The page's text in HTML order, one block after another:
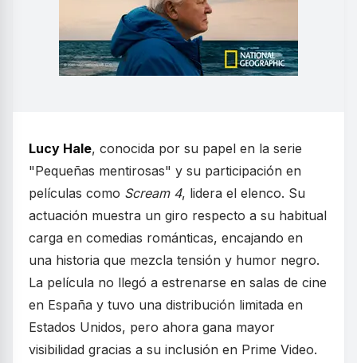
Lucy Hale, conocida por su papel en la serie
"Pequeñas mentirosas" y su participación en
películas como Scream 4, lidera el elenco. Su
actuación muestra un giro respecto a su habitual
carga en comedias románticas, encajando en
una historia que mezcla tensión y humor negro.
La película no llegó a estrenarse en salas de cine
en España y tuvo una distribución limitada en
Estados Unidos, pero ahora gana mayor
visibilidad gracias a su inclusión en Prime Video.